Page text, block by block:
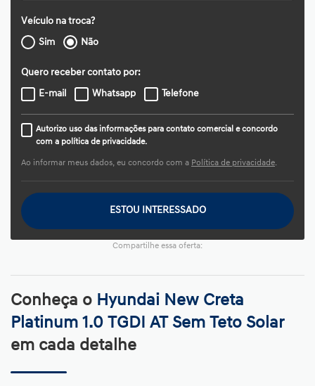
Veículo na troca?
Sim
Não
Quero receber contato por:
E-mail
Whatsapp Telefone
Autorizo uso das informações para contato comercial e concordo
com a política de privacidade.
Ao informar meus dados, eu concordo com a Política de privacidade.
ESTOU INTERESSADO
Compartilhe essa oferta:
Conheça o Hyundai New Creta
Platinum 1.0 TGDI AT Sem Teto Solar
em cada detalhe